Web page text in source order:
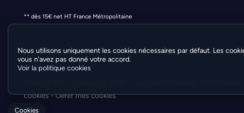
** dès 15€ net HT France Métropolitaine
cookies-Gérer mes cookies
Cookies
Nous utilisons uniquement les cookies nécessaires par défaut. Les
vous n'avez pas donné votre accord.
Voir la politique cookies